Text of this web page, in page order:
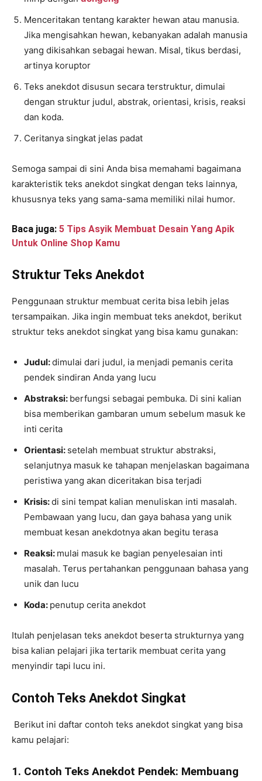
Menceritakan tentang karakter hewan atau manusia.
Jika mengisahkan hewan, kebanyakan adalah manusia
yang dikisahkan sebagai hewan. Misal, tikus berdasi,
artinya koruptor
Teks anekdot disusun secara terstruktur, dimulai
dengan struktur judul, abstrak, orientasi, krisis, reaksi
dan koda.
Ceritanya singkat jelas padat
Semoga sampai di sini Anda bisa memahami bagaimana
karakteristik teks anekdot singkat dengan teks lainnya,
khususnya teks yang sama-sama memiliki nilai humor.
Baca juga: 5 Tips Asyik Membuat Desain Yang Apik
Untuk Online Shop Kamu
Struktur Teks Anekdot
Penggunaan struktur membuat cerita bisa lebih jelas
tersampaikan. Jika ingin membuat teks anekdot, berikut
struktur teks anekdot singkat yang bisa kamu gunakan:
Judul:dimulai dari judul, ia menjadi pemanis cerita
pendek sindiran Anda yang lucu
Abstraksi: berfungsi sebagai pembuka. Di sini kalian
bisa memberikan gambaran umum sebelum masuk ke
inti cerita
Orientasi: setelah membuat struktur abstraksi,
selanjutnya masuk ke tahapan menjelaskan bagaimana
peristiwa yang akan diceritakan bisa terjadi
Krisis:di sini tempat kalian menuliskan inti masalah.
Pembawaan yang lucu, dan gaya bahasa yang unik
membuat kesan anekdotnya akan begitu terasa
Reaksi: mulai masuk ke bagian penyelesaian inti
masalah. Terus pertahankan penggunaan bahasa yang
unik dan lucu
Koda: penutup cerita anekdot
Itulah penjelasan teks anekdot beserta strukturnya yang
bisa kalian pelajari jika tertarik membuat cerita yang
menyindir tapi lucu ini.
Contoh Teks Anekdot Singkat
Berikut ini daftar contoh teks anekdot singkat yang bisa
kamu pelajari:
1. Contoh Teks Anekdot Pendek: Membuang